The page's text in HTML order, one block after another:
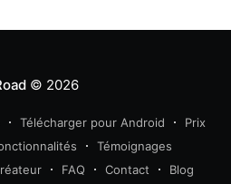
© 2026
Télécharger pour Android
Prix
Témoignages
FAQ Contact Blog